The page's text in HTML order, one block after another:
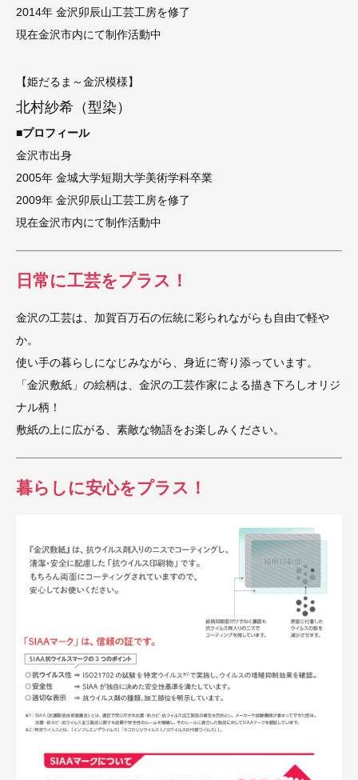
2014年 金沢卯辰山工芸工房を修了
現在金沢市内にて制作活動中
【姫だるま～金沢模様】
北村紗希（型染）
■プロフィール
金沢市出身
2005年 金城大学短期大学美術学科卒業
2009年 金沢卯辰山工芸工房を修了
現在金沢市内にて制作活動中
日常に工芸をプラス！
金沢の工芸は、加賀百万石の伝統に彩られながらも自由で軽や
か。
使い手の暮らしになじみながら、身近に寄り添っています。
「金沢敷紙」の絵柄は、金沢の工芸作家による描き下ろしオリジ
ナル柄！
敷紙の上に広がる、素敵な物語をお楽しみください。
暮らしに安心をプラス！